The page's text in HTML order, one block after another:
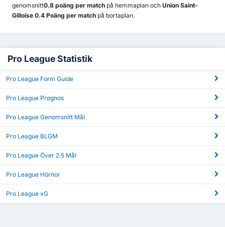
genomsnitt0.8 poäng per match på hemmaplan och Union Saint-
Gilloise 0.4 Poäng per match på bortaplan.
Pro League Statistik
Pro League Form Guide
Pro League Prognos
Pro League Genomsnitt Mål
Pro League BLGM
Pro League Över 2.5 Mål
Pro League Hörnor
Pro League xG